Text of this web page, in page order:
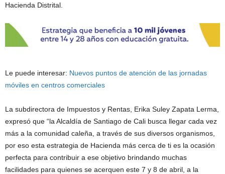
Hacienda Distrital.
Le puede interesar: Nuevos puntos de atención de las jornadas
móviles en centros comerciales
La subdirectora de Impuestos y Rentas, Erika Suley Zapata Lerma,
expresó que “la Alcaldía de Santiago de Cali busca llegar cada vez
más a la comunidad caleña, a través de sus diversos organismos,
por eso esta estrategia de Hacienda más cerca de ti es la ocasión
perfecta para contribuir a ese objetivo brindando muchas
facilidades para quienes se acerquen este 7 y 8 de abril, a la